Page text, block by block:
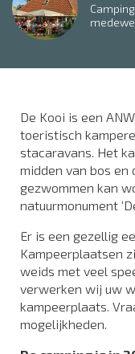
De Kooi is een
toeristisch
stacaravans. Het
midden van bos en
gezwommen kan
natuurmonument
Er is een gezellig
Kampeerplaatsen
weids met veel
verwerken wij uw
kampeerplaats.
mogelijkheden.